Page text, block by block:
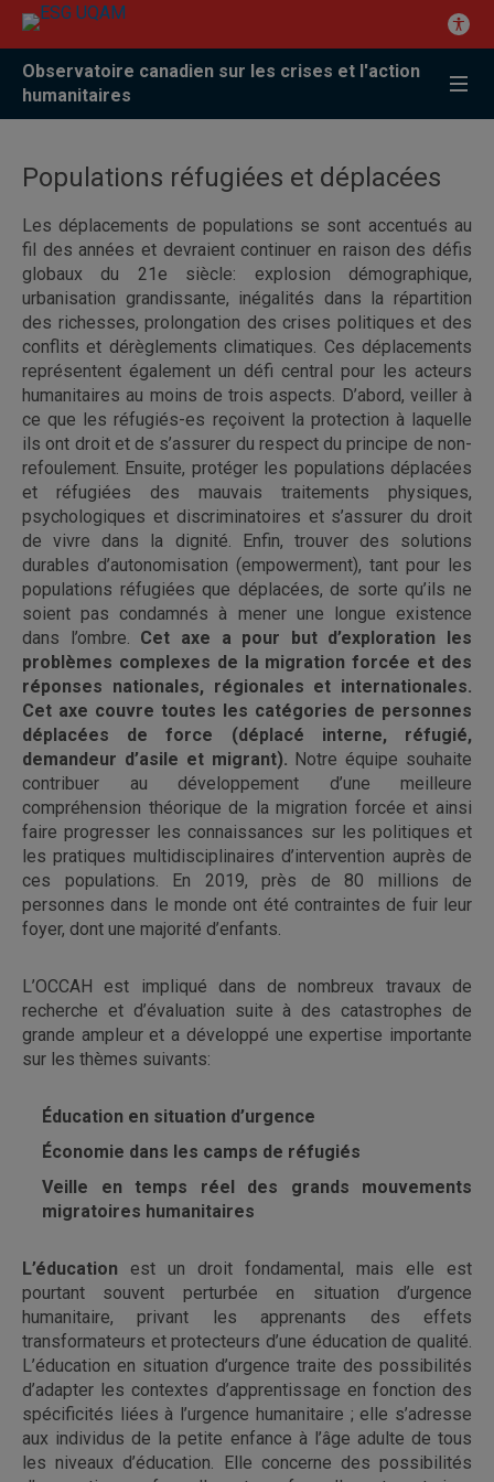
Observatoire canadien sur les crises et l'action
humanitaires
Populations réfugiées et déplacées
Les déplacements de populations se sont accentués au
fil des années et devraient continuer en raison des défis
globaux du 21e siècle: explosion démographique,
urbanisation grandissante, inégalités dans la répartition
des richesses, prolongation des crises politiques et des
conflits et dérèglements climatiques. Ces déplacements
représentent également un défi central pour les acteurs
humanitaires au moins de trois aspects. D’abord, veiller à
ce que les réfugiés-es reçoivent la protection à laquelle
ils ont droit et de s’assurer du respect du principe de non-
refoulement. Ensuite, protéger les populations déplacées
et réfugiées des mauvais traitements physiques,
psychologiques et discriminatoires et s’assurer du droit
de vivre dans la dignité. Enfin, trouver des solutions
durables d’autonomisation (empowerment), tant pour les
populations réfugiées que déplacées, de sorte qu’ils ne
soient pas condamnés à mener une longue existence
dans l’ombre. Cet axe a pour but d’exploration les
problèmes complexes de la migration forcée et des
réponses nationales, régionales et internationales.
Cet axe couvre toutes les catégories de personnes
déplacées de force (déplacé interne, réfugié,
demandeur d’asile et migrant). Notre équipe souhaite
contribuer au développement d’une meilleure
compréhension théorique de la migration forcée et ainsi
faire progresser les connaissances sur les politiques et
les pratiques multidisciplinaires d’intervention auprès de
ces populations. En 2019, près de 80 millions de
personnes dans le monde ont été contraintes de fuir leur
foyer, dont une majorité d’enfants.
L’OCCAH est impliqué dans de nombreux travaux de
recherche et d’évaluation suite à des catastrophes de
grande ampleur et a développé une expertise importante
sur les thèmes suivants:
Éducation en situation d’urgence
Économie dans les camps de réfugiés
Veille en temps réel des grands mouvements
migratoires humanitaires
L’éducation est un droit fondamental, mais elle est
pourtant souvent perturbée en situation d’urgence
humanitaire, privant les apprenants des effets
transformateurs et protecteurs d’une éducation de qualité.
L’éducation en situation d’urgence traite des possibilités
d’adapter les contextes d’apprentissage en fonction des
spécificités liées à l’urgence humanitaire ; elle s’adresse
aux individus de la petite enfance à l’âge adulte de tous
les niveaux d’éducation. Elle concerne des possibilités